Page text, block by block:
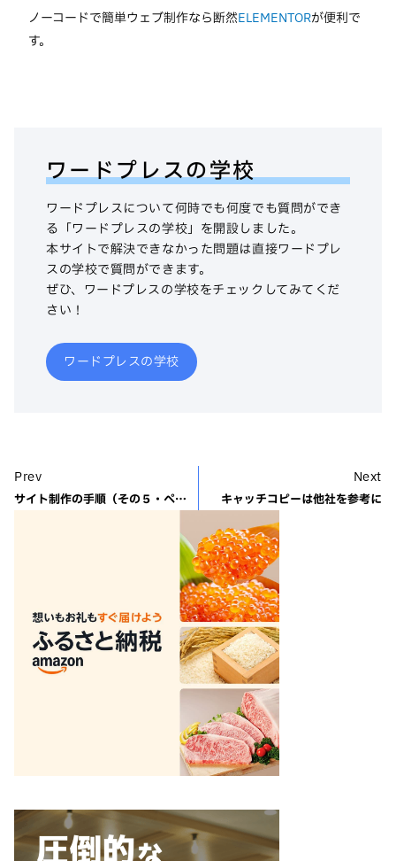
ノーコードで簡単ウェブ制作なら断然ELEMENTORが便利で
す。
ワードプレスの学校
ワードプレスについて何時でも何度でも質問ができ
る「ワードプレスの学校」を開設しました。
本サイトで解決できなかった問題は直接ワードプレ
スの学校で質問ができます。
ぜひ、ワードプレスの学校をチェックしてみてくだ
さい！
ワードプレスの学校
Prev
サイト制作の手順（その５・ページ構成）
Next
キャッチコピーは他社を参考に